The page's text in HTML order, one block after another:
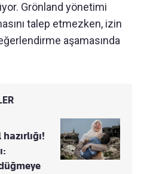
Grönland yönetimi
talep etmezken, izin
aşamasında